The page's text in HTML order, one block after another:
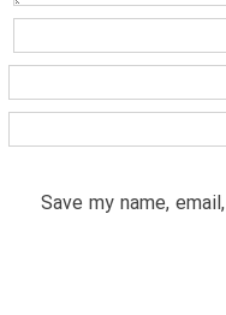
Save my name,